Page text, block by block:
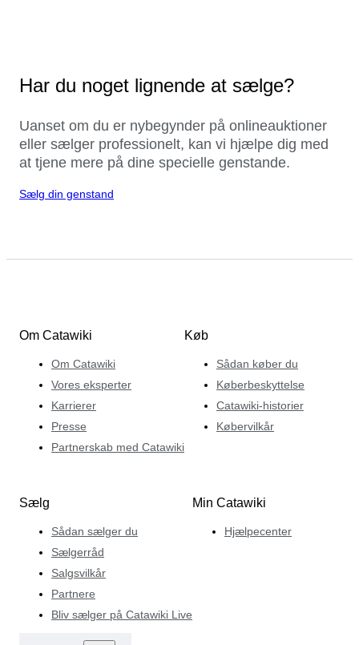
Har du noget lignende at sælge?
Uanset om du er nybegynder på onlineauktioner
eller sælger professionelt, kan vi hjælpe dig med
at tjene mere på dine specielle genstande.
Sælg din genstand
Om Catawiki
Om Catawiki
Vores eksperter
Karrierer
Presse
Partnerskab med Catawiki
Køb
Sådan køber du
Køberbeskyttelse
Catawiki-historier
Købervilkår
Sælg
Sådan sælger du
Sælgerråd
Salgsvilkår
Partnere
Bliv sælger på Catawiki Live
Min Catawiki
Hjælpecenter